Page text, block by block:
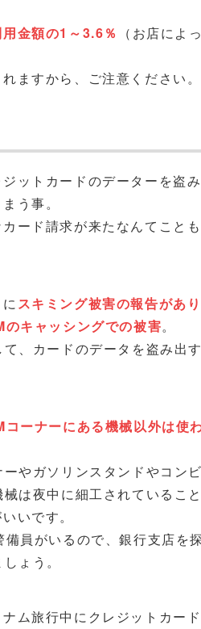
金額の1～3.6％
（お店によ
ますから、ご注意ください。
ットカードのデーターを盗
う事。
ード請求が来たなんてこと
スキミング被害の報告があ
キャッシングでの被害。
、カードのデータを盗み出
ーナーにある機械以外は使
やガソリンスタンドやコン
は夜中に細工されているこ
いです。
員がいるので、銀行支店を
ょう。
ム旅行中にクレジットカー